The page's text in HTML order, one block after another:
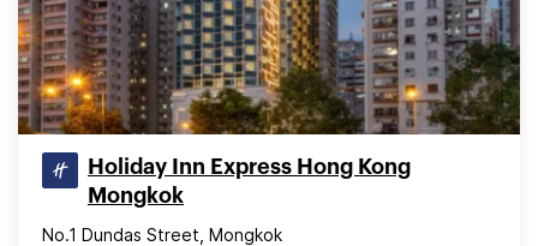
Holiday Inn Express Hong Kong
Mongkok
No.1 Dundas Street, Mongkok